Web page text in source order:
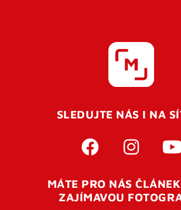
Pro úspěšné dokončení registrace je
vaší e-mailovouadresu. Po úspěšném
otevření tohoto odkazu se váš účet
přihlásit. Nezapomeňte zkontrolovat
SLEDUJTE NÁS I NA
MÁTE PRO NÁS
ZAJÍMAVOU